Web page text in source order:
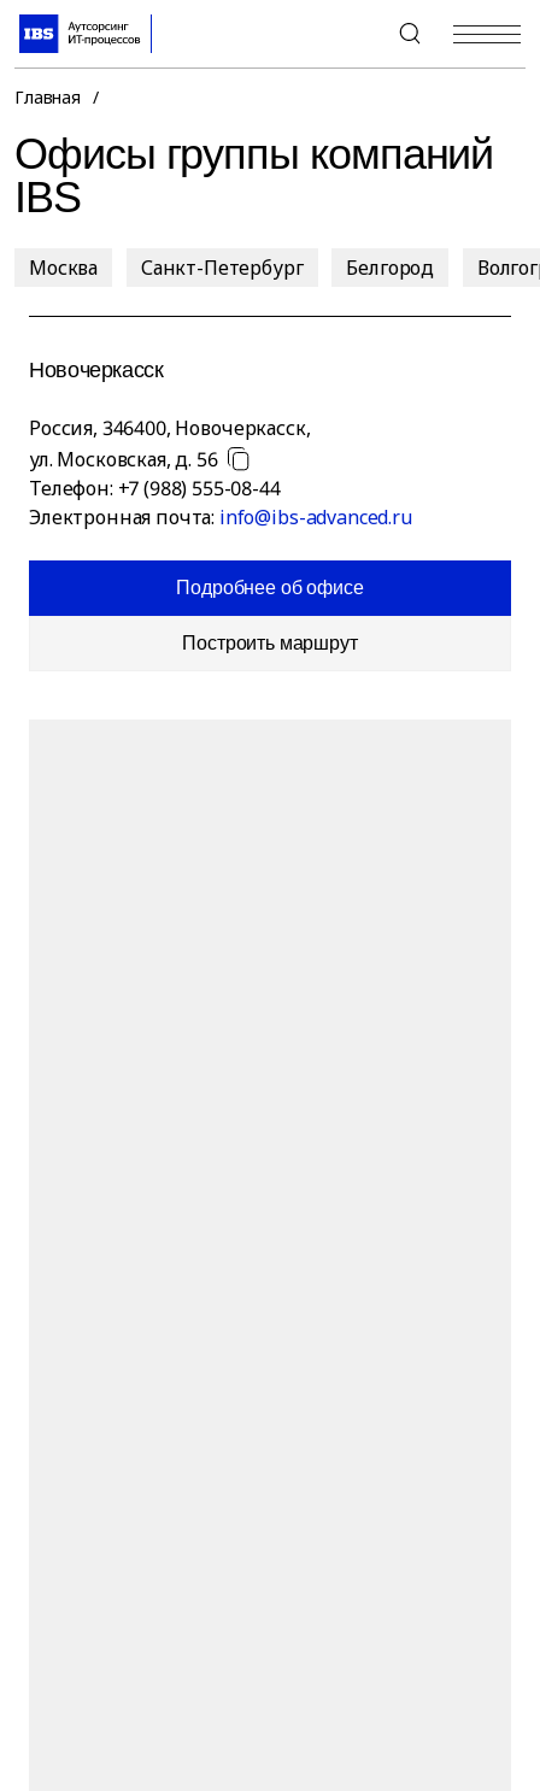
+7 (495) 967-80-80
Главная /
Офисы группы компаний
IBS
Москва Санкт-Петербург Белгород
Новочеркасск
Россия, 346400, Новочеркасск,
ул. Московская, д. 56
Телефон: +7 (988) 555-08-44
Электронная почта: info@ibs-advanced.ru
Подробнее об офисе
Построить маршрут